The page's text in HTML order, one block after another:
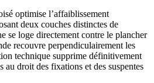
optimise l’affaiblissement
deux couches distinctes de
se loge directement contre le plancher
recouvre perpendiculairement les
technique supprime définitivement
au droit des fixations et des suspentes